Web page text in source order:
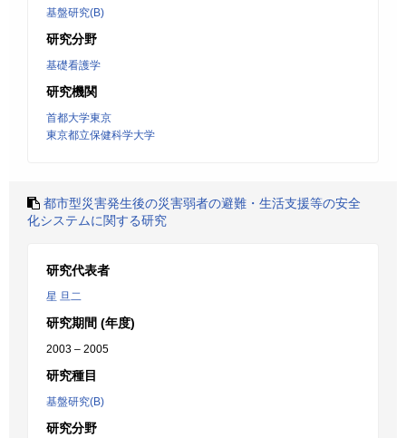
基盤研究(B)
研究分野
基礎看護学
研究機関
首都大学東京
東京都立保健科学大学
都市型災害発生後の災害弱者の避難・生活支援等の安全
化システムに関する研究
研究代表者
星 旦二
研究期間 (年度)
2003 – 2005
研究種目
基盤研究(B)
研究分野